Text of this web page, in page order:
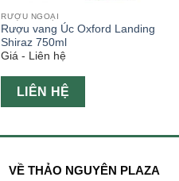
RƯỢU NGOẠI
Rượu vang Úc Oxford Landing
Shiraz 750ml
Giá - Liên hệ
LIÊN HỆ
VỀ THẢO NGUYÊN PLAZA